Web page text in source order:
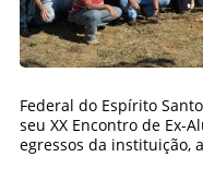
Federal do Espírito
seu XX Encontro de Ex-
egressos da instituição,